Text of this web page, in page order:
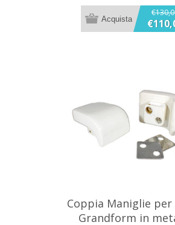
Coppia Maniglie per
Grandform in